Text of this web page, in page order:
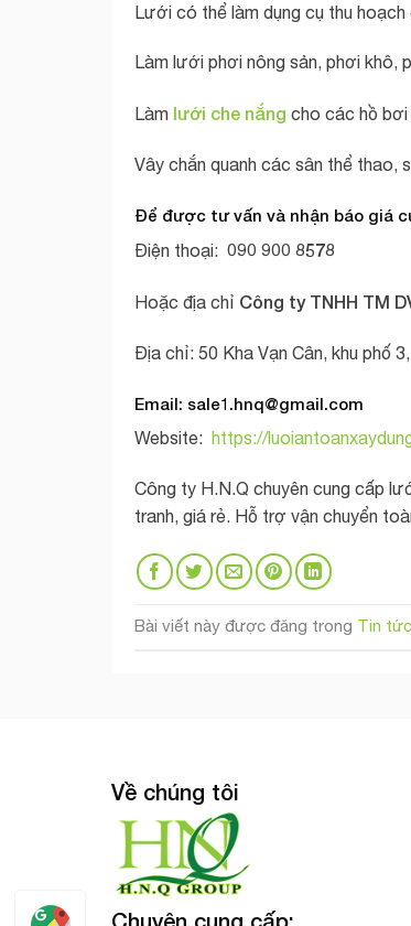
Lưới có thể làm dụng cụ thu
Làm lưới phơi nông sản, phơi khô,
Làm lưới che nắng cho các hồ bơi
Vây chắn quanh các sân thể thao,
Để được tư vấn và nhận báo giá
Điện thoại: 090 900 8578
Hoặc địa chỉ Công ty TNHH TM
Địa chỉ: 50 Kha Vạn Cân, khu phố
Email: sale1.hnq@gmail.com
Website: https://
Công ty H.N.Q chuyên cung cấp
tranh, giá rẻ. Hỗ trợ vận chuyển
Bài viết này được đăng trong Tin tức
Về chúng tôi